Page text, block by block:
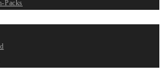
Packs